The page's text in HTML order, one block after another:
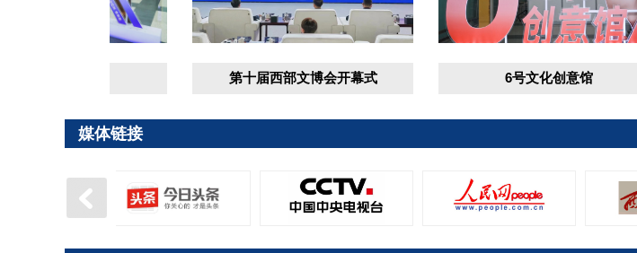
第十届西部文博会开幕式 6号文化创意馆
媒体链接